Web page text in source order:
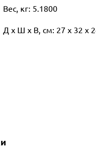
Вес, кг: 5.1800
Д х Ш х В, см: 27 х 32 х